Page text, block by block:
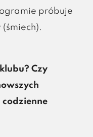
próbuje
Czy